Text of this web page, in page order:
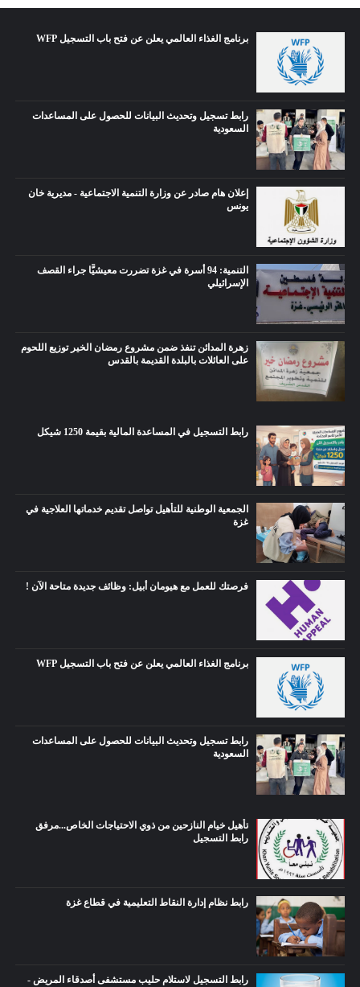
برنامج الغذاء العالمي يعلن عن فتح باب التسجيل WFP
رابط تسجيل وتحديث البيانات للحصول على المساعدات
السعودية
إعلان هام صادر عن وزارة التنمية الاجتماعية - مديرية خان
يونس
التنمية: 94 أسرة في غزة تضررت معيشيًّا جراء القصف
الإسرائيلي
زهرة المدائن تنفذ ضمن مشروع رمضان الخير توزيع اللحوم
على العائلات بالبلدة القديمة بالقدس
رابط التسجيل في المساعدة المالية بقيمة 1250 شيكل
الجمعية الوطنية للتأهيل تواصل تقديم خدماتها العلاجية في
غزة
فرصتك للعمل مع هيومان أبيل: وظائف جديدة متاحة الآن !
برنامج الغذاء العالمي يعلن عن فتح باب التسجيل WFP
رابط تسجيل وتحديث البيانات للحصول على المساعدات
السعودية
تأهيل خيام النازحين من ذوي الاحتياجات الخاص...مرفق
رابط التسجيل
رابط نظام إدارة النقاط التعليمية في قطاع غزة
رابط التسجيل لاستلام حليب مستشفى أصدقاء المريض -